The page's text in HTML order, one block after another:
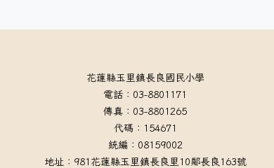
花蓮縣玉里鎮長良國民小學
電話：03-8801171
傳真：03-8801265
代碼：154671
統編：08159002
地址：981花蓮縣玉里鎮長良里10鄰長良163號